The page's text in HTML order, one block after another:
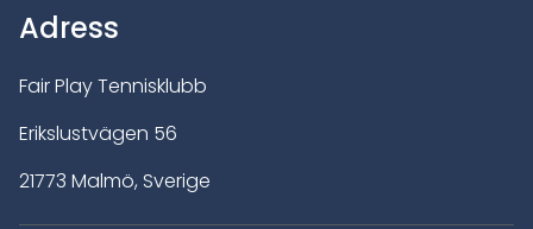
Adress
Fair Play Tennisklubb
Erikslustvägen 56
21773 Malmö, Sverige